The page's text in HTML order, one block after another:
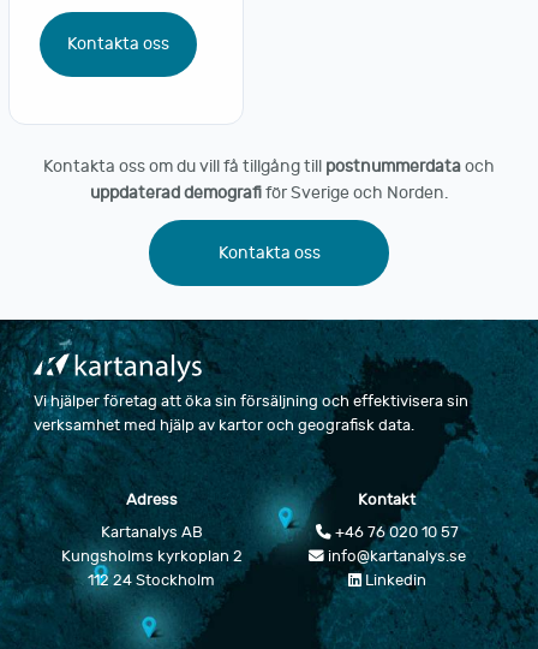
Kontakta oss
Kontakta oss om du vill få tillgång till postnummerdataoch
uppdaterad demografiför Sverige och Norden.
Kontakta oss
Vi hjälper företag att öka sin försäljning och effektivisera sin
verksamhet med hjälp av kartor och geografisk data.
Adress
Kartanalys AB
Kungsholms kyrkoplan 2
112 24 Stockholm
Kontakt
+46 76 020 10 57
info@kartanalys.se
Linkedin